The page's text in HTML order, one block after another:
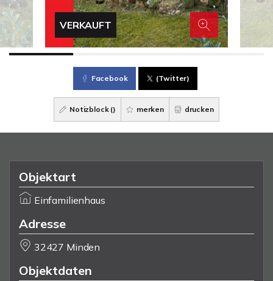
VERKAUFT
Facebook (Twitter)
Notizblock () merken drucken
Objektart
Einfamilienhaus
Adresse
32427 Minden
Objektdaten